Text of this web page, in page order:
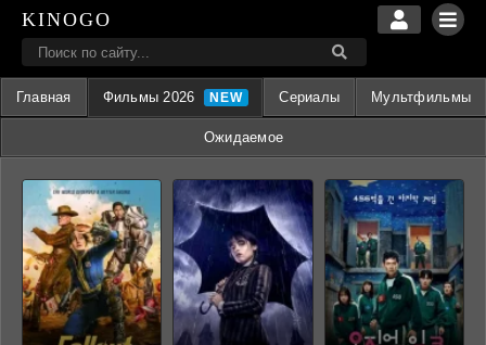
KINOGO
Главная Фильмы 2026 Сериалы Мультфильмы
Ожидаемое